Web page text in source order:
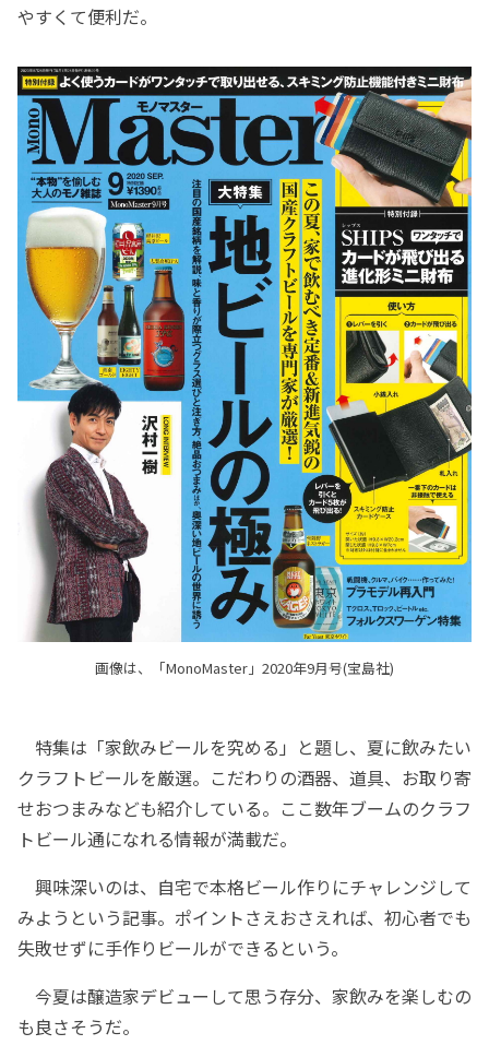
やすくて便利だ。
画像は、「MonoMaster」2020年9月号(宝島社)
特集は「家飲みビールを究める」と題し、夏に飲みたい
クラフトビールを厳選。こだわりの酒器、道具、お取り寄
せおつまみなども紹介している。ここ数年ブームのクラフ
トビール通になれる情報が満載だ。
興味深いのは、自宅で本格ビール作りにチャレンジして
みようという記事。ポイントさえおさえれば、初心者でも
失敗せずに手作りビールができるという。
今夏は醸造家デビューして思う存分、家飲みを楽しむの
も良さそうだ。